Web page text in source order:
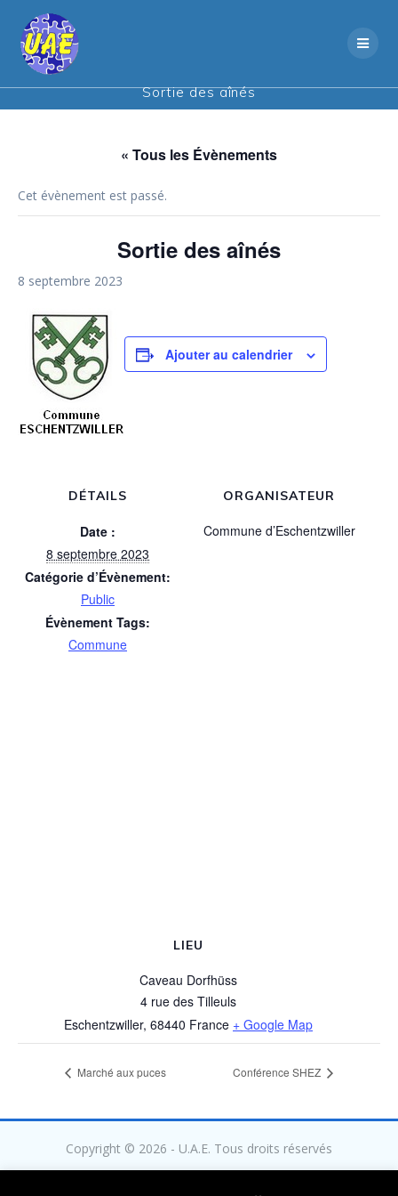
Sortie des aînés
« Tous les Évènements
Cet évènement est passé.
Sortie des aînés
8 septembre 2023
Ajouter au calendrier
DÉTAILS
Date :
8 septembre 2023
Catégorie d’Évènement:
Public
Évènement Tags:
Commune
ORGANISATEUR
Commune d’Eschentzwiller
LIEU
Caveau Dorfhüss
4 rue des Tilleuls
Eschentzwiller, 68440 France + Google Map
Marché aux puces Conférence SHEZ
Copyright © 2026 - U.A.E. Tous droits réservés